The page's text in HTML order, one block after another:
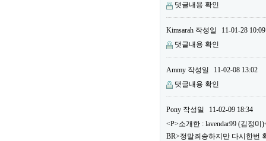
댓글내용 확인
Kimsarah 작성일
11-01-28 10:09
댓글내용 확인
Ammy 작성일
11-02-08 13:02
댓글내용 확인
Pony 작성일
11-02-09 18:34
<P>소개한 : lavendar99 (김정
BR>정말죄송하지만 다시한번